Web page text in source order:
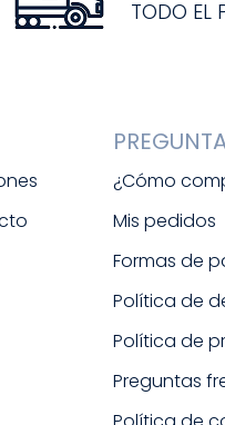
TODO EL
¿Cómo
Mis pedidos
Formas de
Política de
Política de
Preguntas